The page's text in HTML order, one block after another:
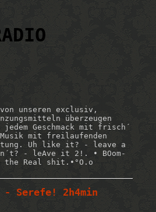
unseren exclusiv,
überzeugen
Geschmack mit frisch´
mit freilaufenden
Uh like it? - leave a
- leAve it 2!. • BOom-
the Real shit.•°O.o
- Serefe! 2h4min